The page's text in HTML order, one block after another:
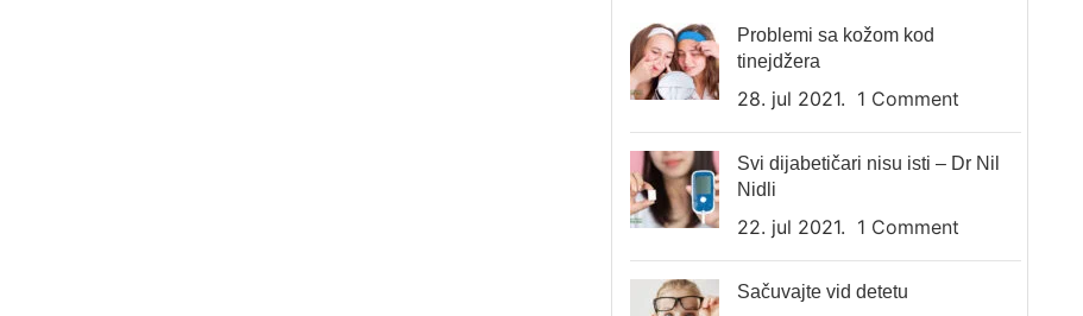
Problemi sa kožom kod
tinejdžera
28. jul 2021. 1 Comment
Svi dijabetičari nisu isti – Dr Nil
Nidli
22. jul 2021. 1 Comment
Sačuvajte vid detetu